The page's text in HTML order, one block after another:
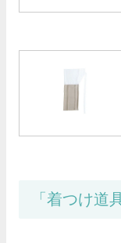
「着つけ道